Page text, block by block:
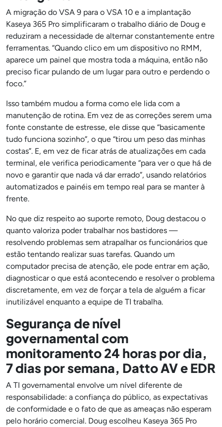
A migração do VSA 9 para o VSA 10 e a implantação
Kaseya 365 Pro simplificaram o trabalho diário de Doug e
reduziram a necessidade de alternar constantemente entre
ferramentas. “Quando clico em um dispositivo no RMM,
aparece um painel que mostra toda a máquina, então não
preciso ficar pulando de um lugar para outro e perdendo o
foco.”
Isso também mudou a forma como ele lida com a
manutenção de rotina. Em vez de as correções serem uma
fonte constante de estresse, ele disse que “basicamente
tudo funciona sozinho”, o que “tirou um peso das minhas
costas”. E, em vez de ficar atrás de atualizações em cada
terminal, ele verifica periodicamente “para ver o que há de
novo e garantir que nada vá dar errado”, usando relatórios
automatizados e painéis em tempo real para se manter à
frente.
No que diz respeito ao suporte remoto, Doug destacou o
quanto valoriza poder trabalhar nos bastidores —
resolvendo problemas sem atrapalhar os funcionários que
estão tentando realizar suas tarefas. Quando um
computador precisa de atenção, ele pode entrar em ação,
diagnosticar o que está acontecendo e resolver o problema
discretamente, em vez de forçar a tela de alguém a ficar
inutilizável enquanto a equipe de TI trabalha.
Segurança de nível
governamental com
monitoramento 24 horas por dia,
7 dias por semana, Datto AV e EDR
A TI governamental envolve um nível diferente de
responsabilidade: a confiança do público, as expectativas
de conformidade e o fato de que as ameaças não esperam
pelo horário comercial. Doug escolheu Kaseya 365 Pro